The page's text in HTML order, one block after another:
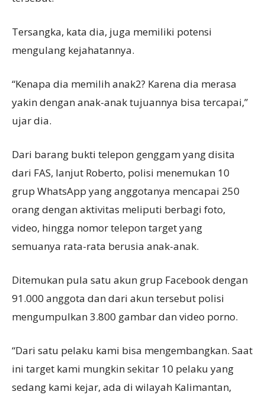
Tersangka, kata dia, juga memiliki potensi
mengulang kejahatannya.
“Kenapa dia memilih anak2? Karena dia merasa
yakin dengan anak-anak tujuannya bisa tercapai,”
ujar dia.
Dari barang bukti telepon genggam yang disita
dari FAS, lanjut Roberto, polisi menemukan 10
grup WhatsApp yang anggotanya mencapai 250
orang dengan aktivitas meliputi berbagi foto,
video, hingga nomor telepon target yang
semuanya rata-rata berusia anak-anak.
Ditemukan pula satu akun grup Facebook dengan
91.000 anggota dan dari akun tersebut polisi
mengumpulkan 3.800 gambar dan video porno.
“Dari satu pelaku kami bisa mengembangkan. Saat
ini target kami mungkin sekitar 10 pelaku yang
sedang kami kejar, ada di wilayah Kalimantan,